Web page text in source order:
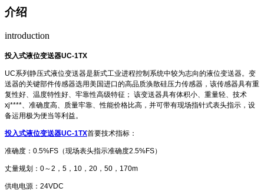
介绍
introduction
投入式液位变送器UC-1TX
UC系列静压式液位变送器是新式工业进程控制系统中较为志向的液位变送器。变
送器的关键部件传感器选用美国进口的高品质涣散硅压力传感器，该传感器具有重
复性好、温度特性好、牢靠性高级特征； 该变送器具有体积小、重量轻、技术
xj****、准确度高、质量牢靠、性能价格比高，并可带有现场指针式表头指示，设
备运用极为便当等利益。
投入式液位变送器UC-1TX首要技术指标：
准确度：0.5%FS（现场表头指示准确度2.5%FS）
丈量规划：0～2，5，10，20，50，170m
供电电源：24VDC